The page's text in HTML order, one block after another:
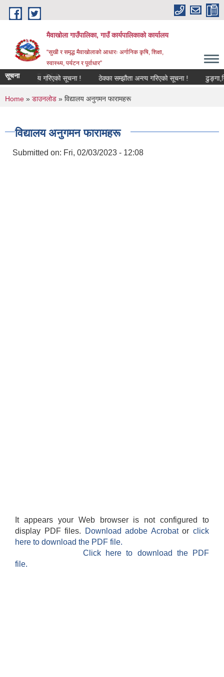
Skip to main content
मैवाखोला गाउँपालिका, गाउँ कार्यपालिकाको कार्यालय
“सुखी र समृद्ध मैवाखोलाको आधारः अर्गानिक कृषि, शिक्षा,
स्वास्थ्य, पर्यटन र पूर्वाधार”
!!!
सूचनाअन्त्य गरिएको सूचना ! ठेक्का सम्झौता अन्त्य गरिएको सूचना !
You are here
Home » डाउनलोड » विद्यालय अनुगमन फारामहरू
विद्यालय अनुगमन फारामहरू
Submitted on: Fri, 02/03/2023 - 12:08
It appears your Web browser is not configured to
display PDF files.
Download adobe Acrobatorclick
here to download the PDF file.
Click here to download the PDF
file.